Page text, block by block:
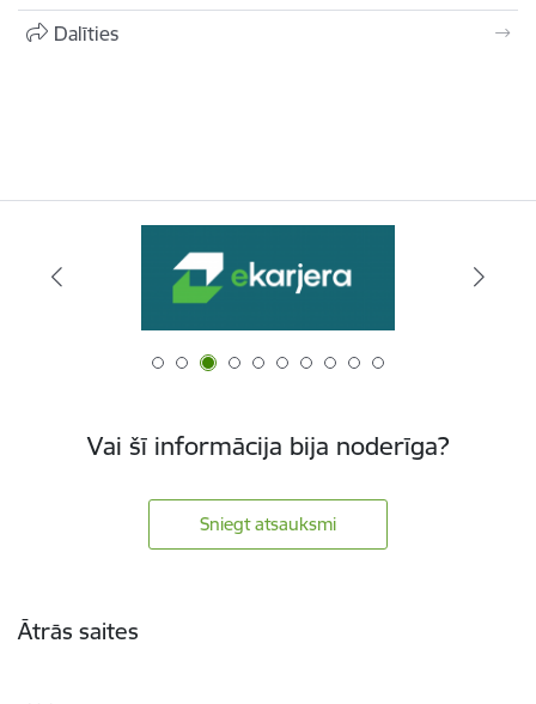
Dalīties
Vai šī informācija bija noderīga?
Sniegt atsauksmi
Ātrās saites